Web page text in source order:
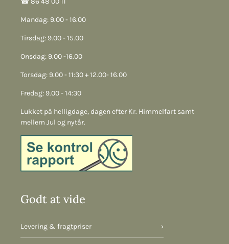
Mandag: 9.00 - 16.00
Tirsdag: 9.00 - 15.00
Onsdag: 9.00 -16.00
Torsdag: 9.00 - 11:30 + 12.00- 16.00
Fredag: 9.00 - 14:30
Lukket på helligdage, dagen efter Kr. Himmelfart samt
mellem Jul og nytår.
Godt at vide
Levering & fragtpriser ›